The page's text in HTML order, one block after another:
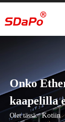
Onko
kaapelilla
Olet tässä: Kotiin